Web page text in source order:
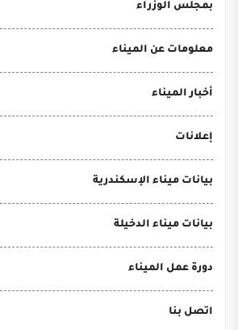
بمجلس الوزراء
معلومات عن الميناء
أخبار الميناء
إعلانات
بيانات ميناء الإسكندرية
بيانات ميناء الدخيلة
دورة عمل الميناء
اتصل بنا